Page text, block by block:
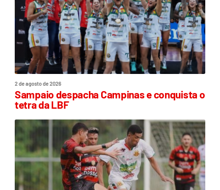
2 de agosto de 2026
Sampaio despacha Campinas e conquista o
tetra da LBF